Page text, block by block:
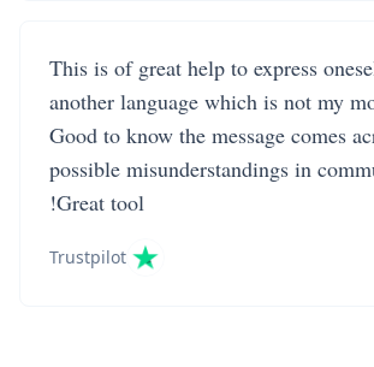
This is of great help to express
another language which is not my
Good to know the message comes
possible misunderstandings in
Great tool!
Trustpilot